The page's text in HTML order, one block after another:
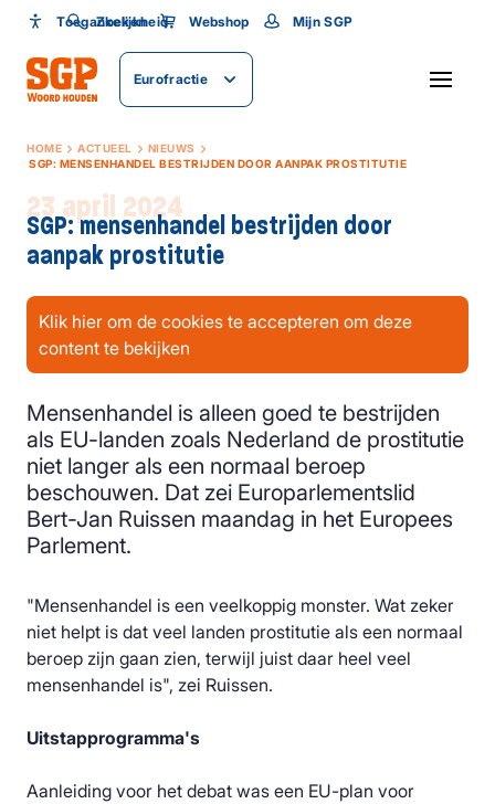
Toegankelijkheid
Toegankelijkheid
Lettergrootte
Zoeken Webshop Mijn SGP
Eurofractie
HOME ACTUEEL
NIEUWS
SGP: MENSENHANDEL BESTRIJDEN DOOR AANPAK PROSTITUTIE
23 april 2024
SGP: mensenhandel bestrijden door
aanpak prostitutie
Klik hier om de cookies te accepteren om deze
content te bekijken
Mensenhandel is alleen goed te bestrijden
als EU-landen zoals Nederland de prostitutie
niet langer als een normaal beroep
beschouwen. Dat zei Europarlementslid
Bert-Jan Ruissen maandag in het Europees
Parlement.
"Mensenhandel is een veelkoppig monster. Wat zeker
niet helpt is dat veel landen prostitutie als een normaal
beroep zijn gaan zien, terwijl juist daar heel veel
mensenhandel is", zei Ruissen.
Uitstapprogramma's
Aanleiding voor het debat was een EU-plan voor